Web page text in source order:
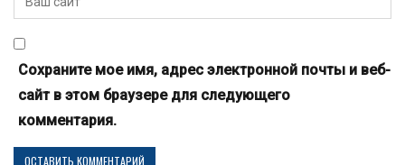
Сохраните мое имя, адрес электронной почты и веб-
сайт в этом браузере для следующего
комментария.